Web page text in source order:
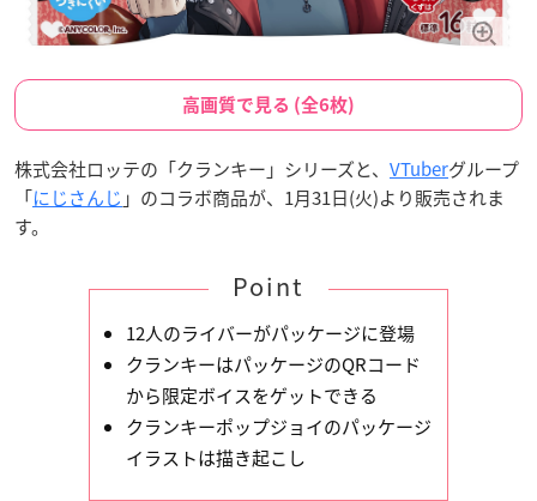
高画質で見る (全6枚)
株式会社ロッテの「クランキー」シリーズと、 VTuberグループ
「にじさんじ 」のコラボ商品が、1月31日(火)より販売されま
す。
Point
12人のライバーがパッケージに登場
クランキーはパッケージのQRコード
から限定ボイスをゲットできる
クランキーポップジョイのパッケージ
イラストは描き起こし